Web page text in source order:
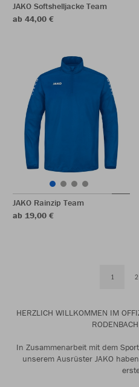
JAKO Softshelljacke Team
ab 44,00 €
JAKO Rainzip Team
ab 19,00 €
1 2
HERZLICH WILLKOMMEN IM
In Zusammenarbeit mit dem
unserem Ausrüster JAKO